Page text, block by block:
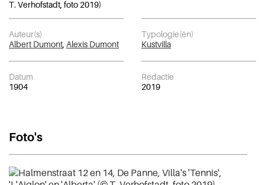
T. Verhofstadt, foto 2019)
Auteur(s)
Albert Dumont Alexis Dumont
Typologie(ën)
Kustvilla
Datum
1904
Redactie
2019
Foto's